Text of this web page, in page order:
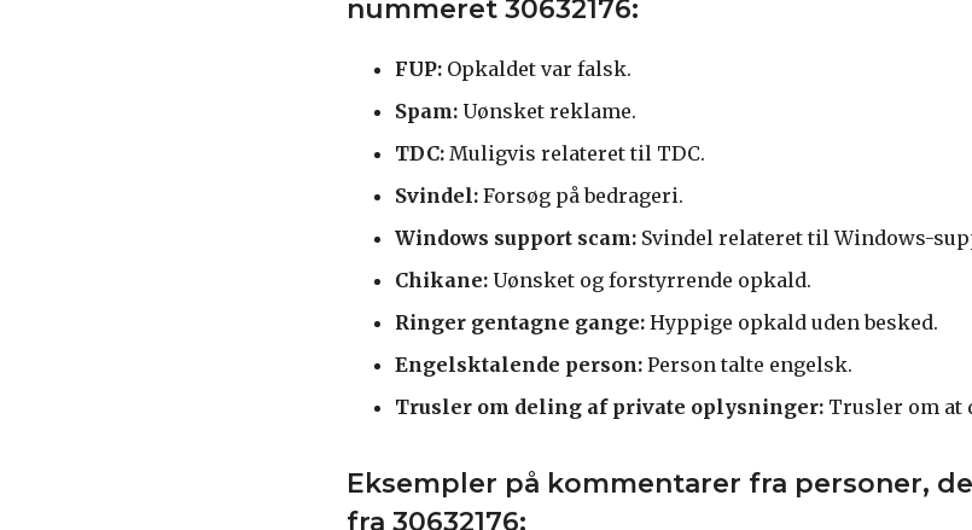
nummeret 30632176:
FUP: Opkaldet var falsk.
Spam: Uønsket reklame.
TDC: Muligvis relateret til TDC.
Svindel: Forsøg på bedrageri.
Windows support scam: Svindel relateret til Windows-
Chikane: Uønsket og forstyrrende opkald.
Ringer gentagne gange: Hyppige opkald uden besked.
Engelsktalende person: Person talte engelsk.
Trusler om deling af private oplysninger: Trusler om at
Eksempler på kommentarer fra personer,
fra 30632176: